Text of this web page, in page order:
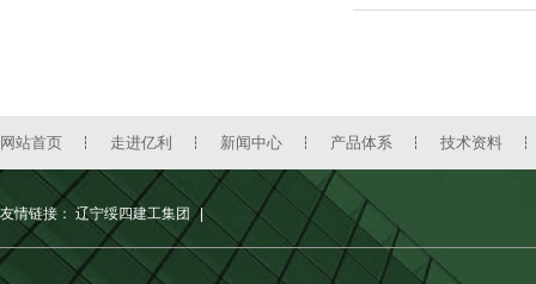
网站首页 走进亿利 新闻中心 产品体系 技术资料
友情链接： 辽宁绥四建工集团 |